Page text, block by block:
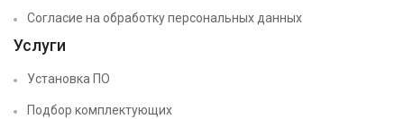
Согласие на обработку персональных данных
Услуги
Установка ПО
Подбор комплектующих